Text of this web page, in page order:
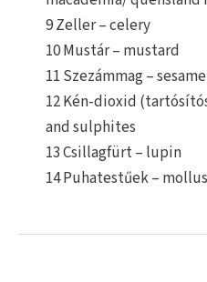
9 Zeller – celery
10 Mustár – mustard
11 Szezámmag –
12 Kén-dioxid
and sulphites
13 Csillagfürt – lupin
14 Puhatestűek –